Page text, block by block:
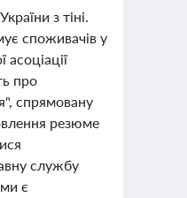
з тіні.
споживачів у
про
спрямовану
резюме
службу
є